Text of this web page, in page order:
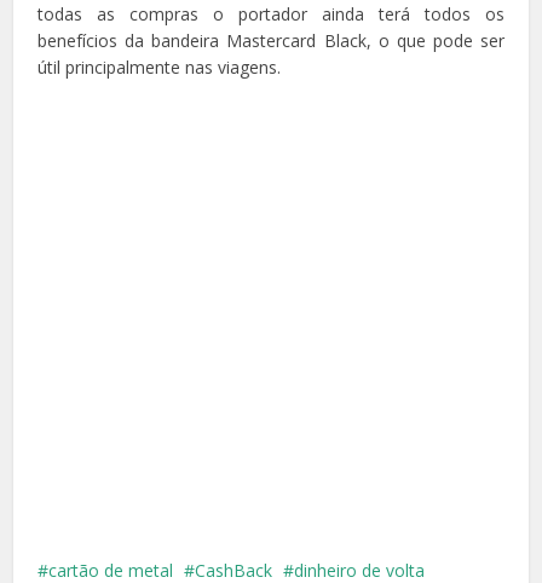
todas as compras o portador ainda terá todos os
benefícios da bandeira Mastercard Black, o que pode ser
útil principalmente nas viagens.
cartão de metal CashBack
dinheiro de volta